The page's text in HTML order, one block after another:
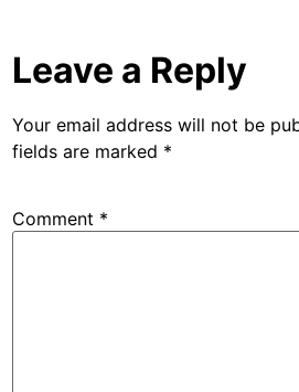
Leave a Reply
Your email address will not be
fields are marked *
Comment *